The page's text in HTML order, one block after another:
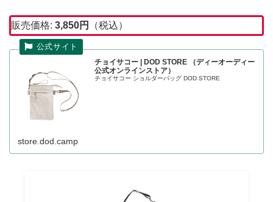
販売価格: 3,850円 （税込）
チョイサコー | DOD STORE （ディーオーディー
公式オンラインストア）
チョイサコー ショルダーバッグ DOD STORE
store.dod.camp